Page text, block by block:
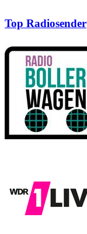
Top Radiosender